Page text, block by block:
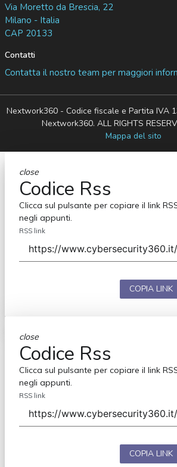
Via Moretto da Brescia, 22
Milano - Italia
CAP 20133
Contatti
Contatta il nostro team per maggiori
Nextwork360 - Codice fiscale e Partita IVA
Nextwork360. ALL RIGHTS
Mappa del sito
close
Codice Rss
Clicca sul pulsante per copiare il link
negli appunti.
RSS link
COPIA LINK
close
Codice Rss
Clicca sul pulsante per copiare il link
negli appunti.
RSS link
COPIA LINK